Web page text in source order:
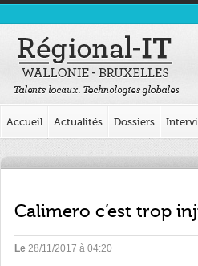
Accueil Actualités Dossiers
Calimero c’est trop
Le 28/11/2017 à 04:20